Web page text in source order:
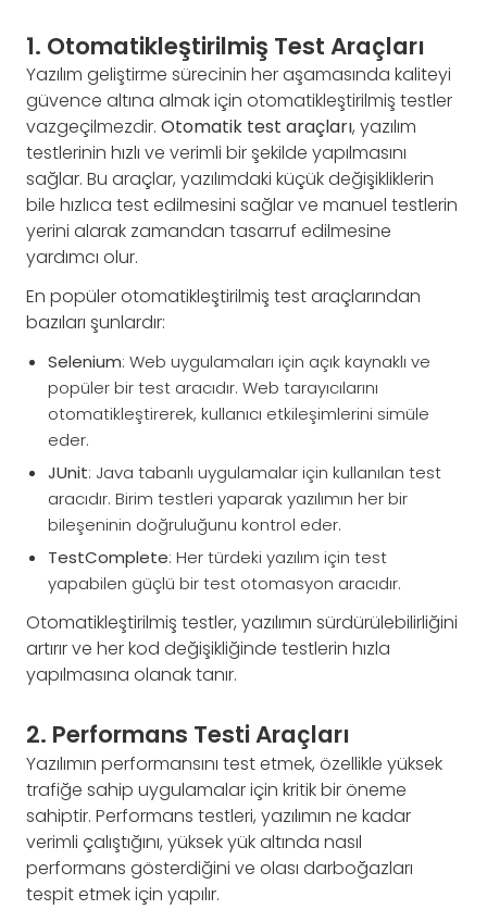
1. Otomatikleştirilmiş Test Araçları
Yazılım geliştirme sürecinin her aşamasında kaliteyi
güvence altına almak için otomatikleştirilmiş testler
vazgeçilmezdir. Otomatik test araçları, yazılım
testlerinin hızlı ve verimli bir şekilde yapılmasını
sağlar. Bu araçlar, yazılımdaki küçük değişikliklerin
bile hızlıca test edilmesini sağlar ve manuel testlerin
yerini alarak zamandan tasarruf edilmesine
yardımcı olur.
En popüler otomatikleştirilmiş test araçlarından
bazıları şunlardır:
Selenium: Web uygulamaları için açık kaynaklı ve
popüler bir test aracıdır. Web tarayıcılarını
otomatikleştirerek, kullanıcı etkileşimlerini simüle
eder.
JUnit: Java tabanlı uygulamalar için kullanılan test
aracıdır. Birim testleri yaparak yazılımın her bir
bileşeninin doğruluğunu kontrol eder.
TestComplete: Her türdeki yazılım için test
yapabilen güçlü bir test otomasyon aracıdır.
Otomatikleştirilmiş testler, yazılımın sürdürülebilirliğini
artırır ve her kod değişikliğinde testlerin hızla
yapılmasına olanak tanır.
2. Performans Testi Araçları
Yazılımın performansını test etmek, özellikle yüksek
trafiğe sahip uygulamalar için kritik bir öneme
sahiptir. Performans testleri, yazılımın ne kadar
verimli çalıştığını, yüksek yük altında nasıl
performans gösterdiğini ve olası darboğazları
tespit etmek için yapılır.